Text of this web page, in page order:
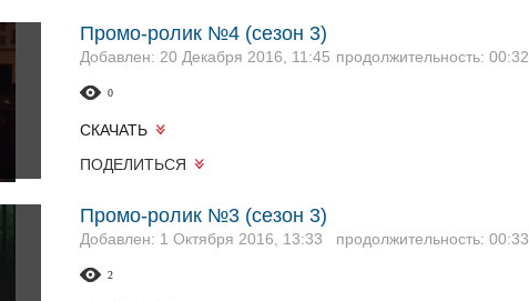
Промо-ролик №4 (сезон 3)
Добавлен: 20 Декабря 2016, 11:45 продолжительность: 00:32
0
СКАЧАТЬ
ПОДЕЛИТЬСЯ
Промо-ролик №3 (сезон 3)
Добавлен: 1 Октября 2016, 13:33 продолжительность: 00:33
2